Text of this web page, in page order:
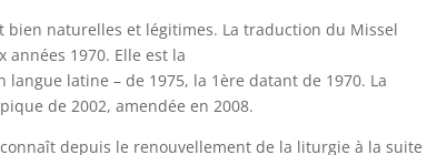
naturelles et légitimes. La traduction du Missel
1970. Elle est la
latine – de 1975, la 1ère datant de 1970. La
de 2002, amendée en 2008.
connaît depuis le renouvellement de la liturgie à la suite